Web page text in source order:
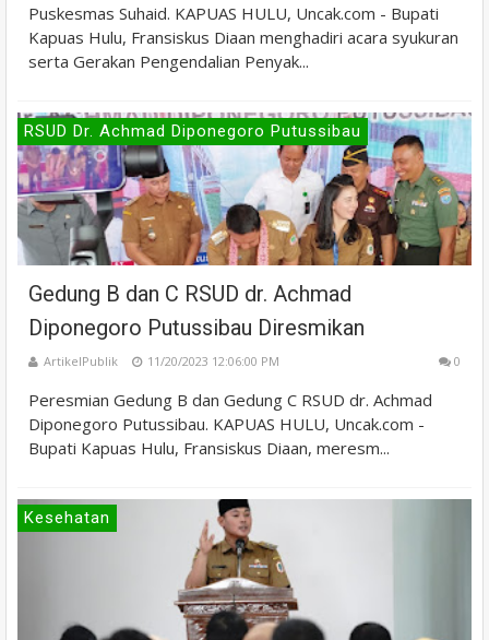
Puskesmas Suhaid. KAPUAS HULU, Uncak.com - Bupati
Kapuas Hulu, Fransiskus Diaan menghadiri acara syukuran
serta Gerakan Pengendalian Penyak...
RSUD Dr. Achmad Diponegoro Putussibau
Gedung B dan C RSUD dr. Achmad
Diponegoro Putussibau Diresmikan
ArtikelPublik 11/20/2023 12:06:00 PM 0
Peresmian Gedung B dan Gedung C RSUD dr. Achmad
Diponegoro Putussibau. KAPUAS HULU, Uncak.com -
Bupati Kapuas Hulu, Fransiskus Diaan, meresm...
Kesehatan